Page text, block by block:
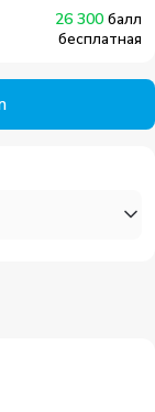
26 300 балл
бесплатная